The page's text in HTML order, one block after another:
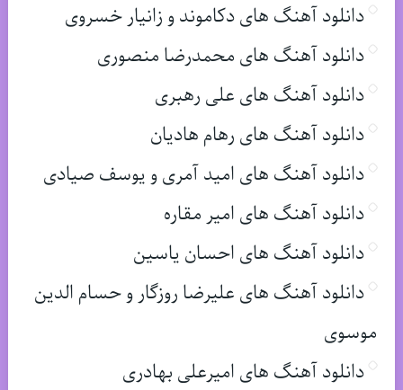
دانلود آهنگ های دکاموند و زانیار خسروی
دانلود آهنگ های محمدرضا منصوری
دانلود آهنگ های علی رهبری
دانلود آهنگ های رهام هادیان
دانلود آهنگ های امید آمری و یوسف صیادی
دانلود آهنگ های امیر مقاره
دانلود آهنگ های احسان یاسین
دانلود آهنگ های علیرضا روزگار و حسام الدین
موسوی
دانلود آهنگ های امیرعلی بهادری